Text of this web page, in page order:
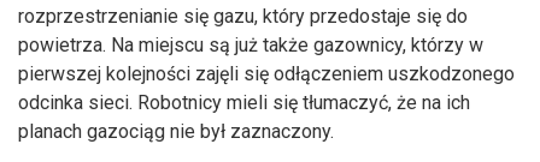
rozprzestrzenianie się gazu, który przedostaje się do
powietrza. Na miejscu są już także gazownicy, którzy w
pierwszej kolejności zajęli się odłączeniem uszkodzonego
odcinka sieci. Robotnicy mieli się tłumaczyć, że na ich
planach gazociąg nie był zaznaczony.